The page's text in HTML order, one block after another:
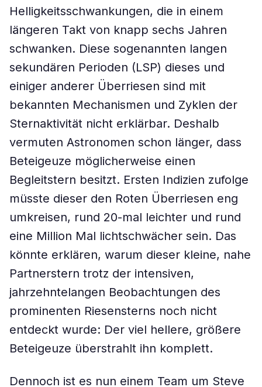
Helligkeitsschwankungen, die in einem
längeren Takt von knapp sechs Jahren
schwanken. Diese sogenannten langen
sekundären Perioden (LSP) dieses und
einiger anderer Überriesen sind mit
bekannten Mechanismen und Zyklen der
Sternaktivität nicht erklärbar. Deshalb
vermuten Astronomen schon länger, dass
Beteigeuze möglicherweise einen
Begleitstern besitzt. Ersten Indizien zufolge
müsste dieser den Roten Überriesen eng
umkreisen, rund 20-mal leichter und rund
eine Million Mal lichtschwächer sein. Das
könnte erklären, warum dieser kleine, nahe
Partnerstern trotz der intensiven,
jahrzehntelangen Beobachtungen des
prominenten Riesensterns noch nicht
entdeckt wurde: Der viel hellere, größere
Beteigeuze überstrahlt ihn komplett.
Dennoch ist es nun einem Team um Steve